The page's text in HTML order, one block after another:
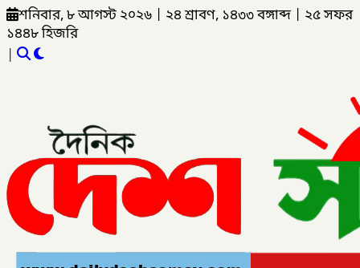
শনিবার, ৮ আগস্ট ২০২৬ ২৪ শ্রাবণ, ১৪৩৩ বঙ্গাব্দ
২৫ সফর
১৪৪৮ হিজরি
|